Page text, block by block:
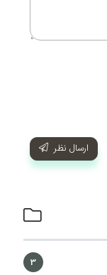
ارسال نظر
3